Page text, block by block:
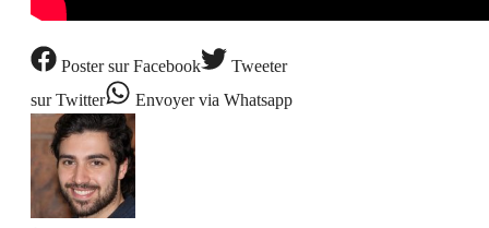
Postersur Facebook
Tweeter
sur Twitter
Envoyervia Whatsapp